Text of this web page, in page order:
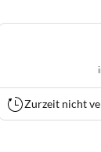
Zurzeit nicht